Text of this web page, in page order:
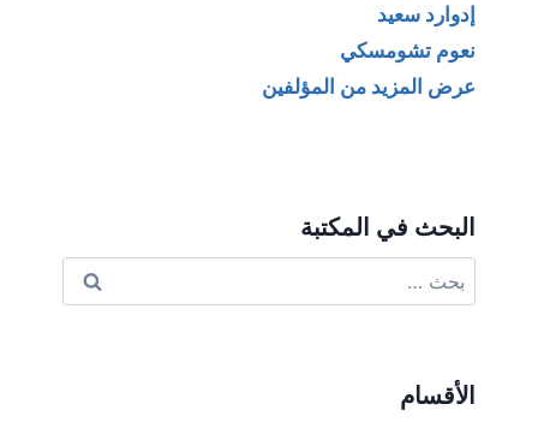
إدوارد سعيد
نعوم تشومسكي
عرض المزيد من المؤلفين
البحث في المكتبة
عن:
الأقسام